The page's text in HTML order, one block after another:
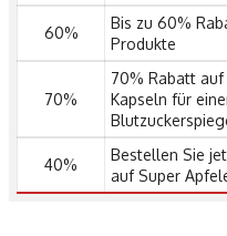
60%
Bis zu 60%
Produkte
70%
70% Rabatt auf
Kapseln für
40%
Bestellen Sie
auf Super